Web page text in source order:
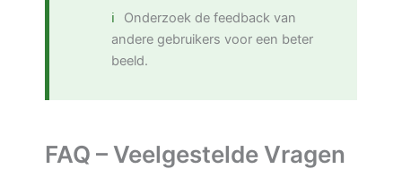
Onderzoek de feedback van
andere gebruikers voor een beter
beeld.
FAQ – Veelgestelde Vragen